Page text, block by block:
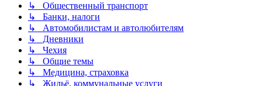
↳ Общественный транспорт
↳ Банки, налоги
↳ Автомобилистам и автолюбителям
↳ Дневники
↳ Чехия
↳ Общие темы
↳ Медицина, страховка
↳ Жильё, коммунальные услуги